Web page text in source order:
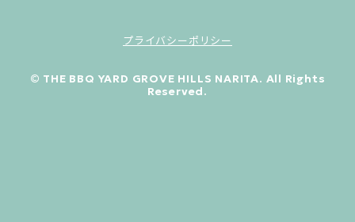
プライバシーポリシー
© THE BBQ YARD GROVE HILLS NARITA. All Rights
Reserved.